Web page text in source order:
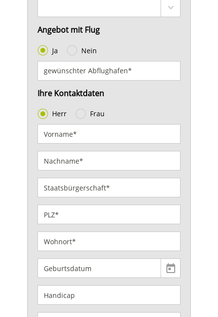
Angebot mit Flug
Ja Nein
Ihre Kontaktdaten
Herr Frau